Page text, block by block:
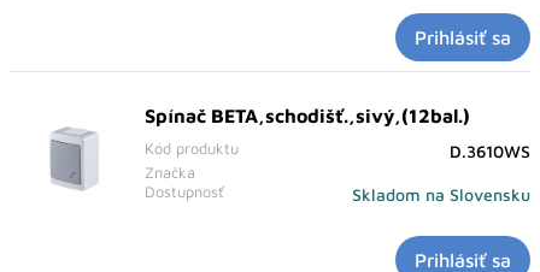
Prihlásiť sa
Spínač BETA,schodišť.,sivý,(12bal.)
Značka
Kód produktu D.3610WS
Dostupnosť Skladom na Slovensku
Prihlásiť sa